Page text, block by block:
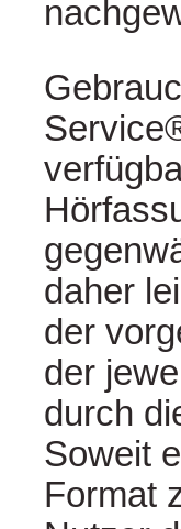
daher
der
der
durch
Soweit
Format